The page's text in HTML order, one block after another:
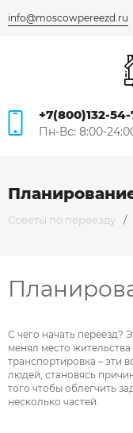
info@moscowpereezd.ru
+7(800)132-
Пн-Вс: 8:00-
Советы по переезду /
С чего начать переезд?
менял место
транспортировка – эти
людей, становясь
того чтобы облегчить
несколько частей.